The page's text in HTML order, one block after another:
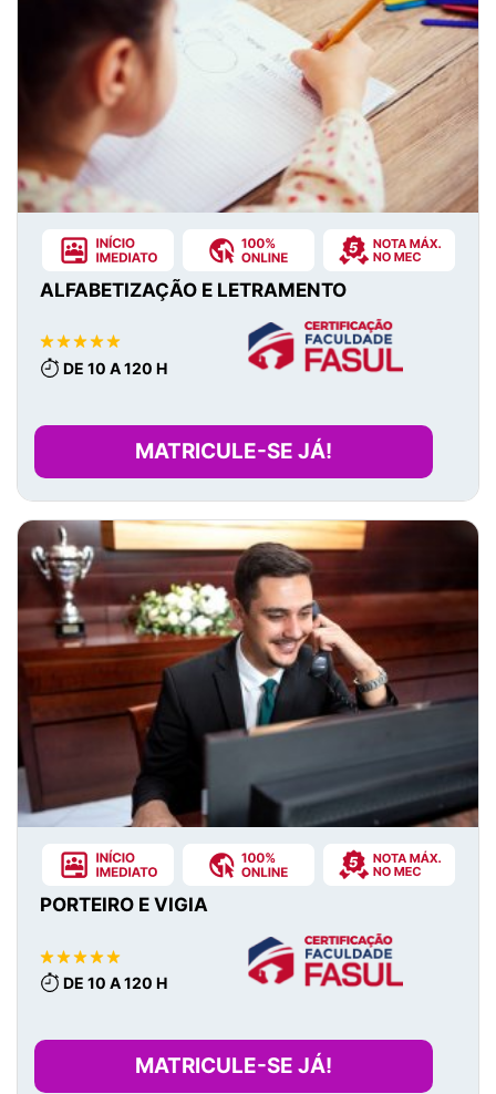
ALFABETIZAÇÃO E LETRAMENTO
DE 10 A 120 H
MATRICULE-SE JÁ!
PORTEIRO E VIGIA
DE 10 A 120 H
MATRICULE-SE JÁ!